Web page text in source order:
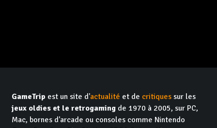
GameTrip est un site d'actualité et de critiques sur les
jeux oldies et le retrogaming de 1970 à 2005, sur PC,
Mac, bornes d'arcade ou consoles comme Nintendo